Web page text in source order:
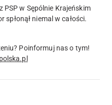
w Sępólnie Krajeńskim
spłonął niemal w całości.
Poinformuj nas o tym!